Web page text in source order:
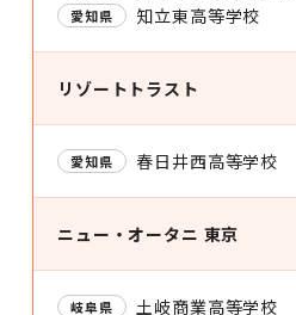
愛知県 知立東高等学校
リゾートトラスト
愛知県 春日井西高等学校
ニュー・オータニ 東京
岐阜県 土岐商業高等学校